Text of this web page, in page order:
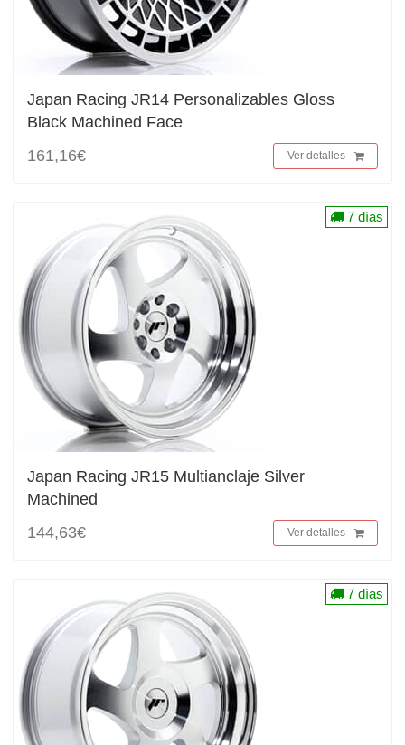
Japan Racing JR14 Personalizables Gloss
Black Machined Face
161,16€
Ver detalles
Japan Racing JR15 Multianclaje Silver
Machined
144,63€
Ver detalles
7 días
7 días